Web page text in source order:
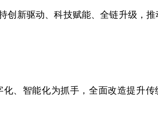
新驱动、科技赋能、全链升级，推
、智能化为抓手，全面改造提升传